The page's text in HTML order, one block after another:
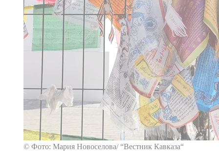
© Фото: Мария Новоселова/ “Вестник Кавказа“